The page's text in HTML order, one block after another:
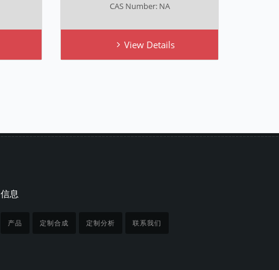
CAS Number: NA
View Details
信息
产品 定制合成 定制分析 联系我们